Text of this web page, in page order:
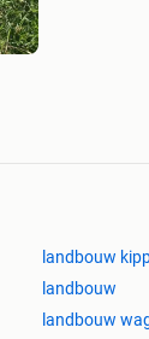
landbouw
landbouw
landbouw